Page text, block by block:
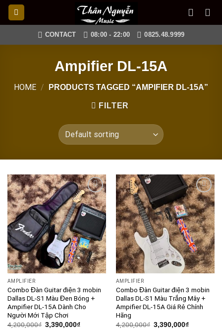
Skip
CONTACT 08:00 - 22:00 0825.48.9999
Ampifier DL-15A
HOME / PRODUCTS TAGGED “AMPIFIER DL-15A”
FILTER
Add to
wishlist
AMPLIFIER
Combo Đàn Guitar điện 3 mobin
Dallas DL-S1 Màu Đen Bóng +
Ampifier DL-15A Dành Cho
Người Mới Tập Chơi
4,200,000₫ 3,390,000₫
Add to
wishlist
AMPLIFIER
Combo Đàn Guitar điện 3 mobin
Dallas DL-S1 Màu Trắng Mây +
Ampifier DL-15A Giá Rẻ Chính
Hãng
4,200,000₫ 3,390,000₫